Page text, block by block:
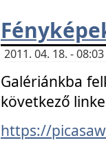
2011. 04. 18. -
Galériánkba
következő
https://